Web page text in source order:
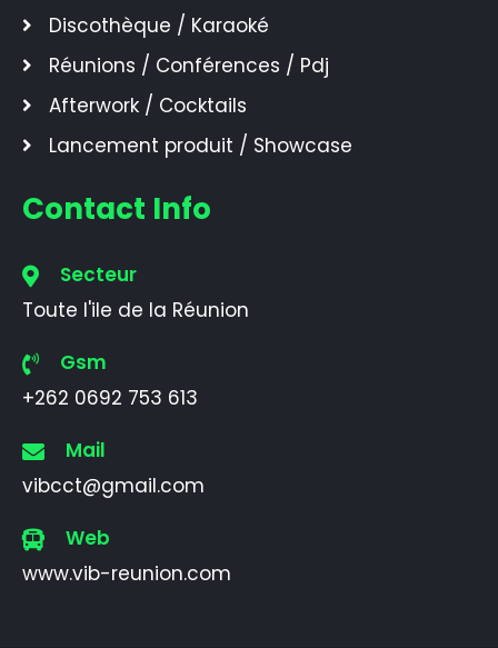
Discothèque / Karaoké
Réunions / Conférences / Pdj
Afterwork / Cocktails
Lancement produit / Showcase
Contact Info
Secteur
Toute l'ile de la Réunion
Gsm
+262 0692 753 613
Mail
vibcct@gmail.com
Web
www.vib-reunion.com